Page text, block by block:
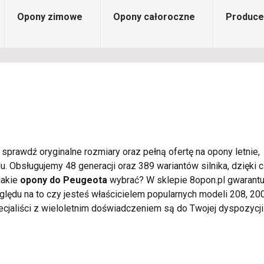
Opony zimowe Opony całoroczne
oryginalne rozmiary oraz pełną ofertę na opony letnie,
Obsługujemy 48 generacji oraz 389 wariantów silnika, dzięki
opony do Peugeota wybrać? W sklepie 8opon.pl
na to czy jesteś właścicielem popularnych modeli 208,
z wieloletnim doświadczeniem są do Twojej